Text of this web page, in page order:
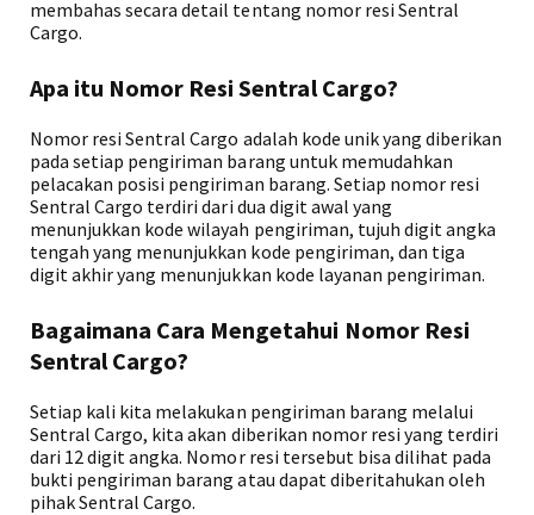
membahas secara detail tentang nomor resi Sentral
Cargo.
Apa itu Nomor Resi Sentral Cargo?
Nomor resi Sentral Cargo adalah kode unik yang diberikan
pada setiap pengiriman barang untuk memudahkan
pelacakan posisi pengiriman barang. Setiap nomor resi
Sentral Cargo terdiri dari dua digit awal yang
menunjukkan kode wilayah pengiriman, tujuh digit angka
tengah yang menunjukkan kode pengiriman, dan tiga
digit akhir yang menunjukkan kode layanan pengiriman.
Bagaimana Cara Mengetahui Nomor Resi
Sentral Cargo?
Setiap kali kita melakukan pengiriman barang melalui
Sentral Cargo, kita akan diberikan nomor resi yang terdiri
dari 12 digit angka. Nomor resi tersebut bisa dilihat pada
bukti pengiriman barang atau dapat diberitahukan oleh
pihak Sentral Cargo.